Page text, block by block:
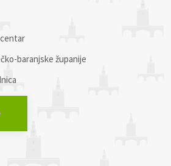
baranjske županije